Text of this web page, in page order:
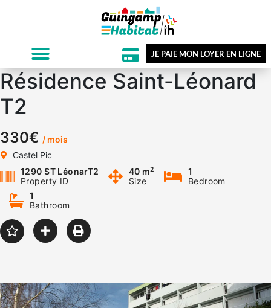
JE PAIE MON LOYER EN LIGNE
Résidence Saint-Léonard
T2
330€ / mois
Castel Pic
1290 ST LéonarT2
Property ID
40 m2
Size
1
Bedroom
1
Bathroom